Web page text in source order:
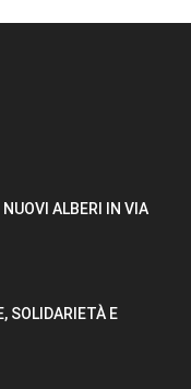
ALBERI IN VIA
SOLIDARIETÀ E